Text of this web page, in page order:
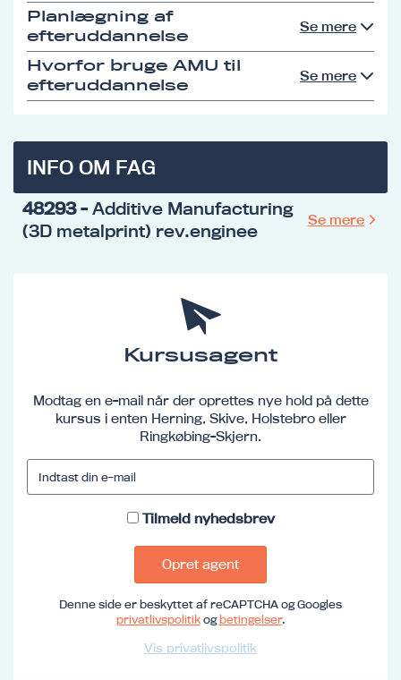
Planlægning af
efteruddannelse
Se mere
Hvorfor bruge AMU til
efteruddannelse
Se mere
INFO OM FAG
48293- Additive Manufacturing
(3D metalprint) rev.enginee
Se mere
Kursusagent
Modtag en e-mail når der oprettes nye hold på dette
kursus i enten Herning, Skive, Holstebro eller
Ringkøbing-Skjern.
Tilmeld nyhedsbrev
Opret agent
Denne side er beskyttet af reCAPTCHA og Googles
privatlivspolitikogbetingelser.
Vis privatlivspolitik